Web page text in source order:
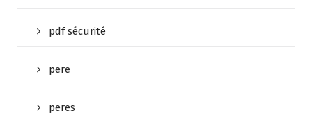
pdf sécurité
pere
peres